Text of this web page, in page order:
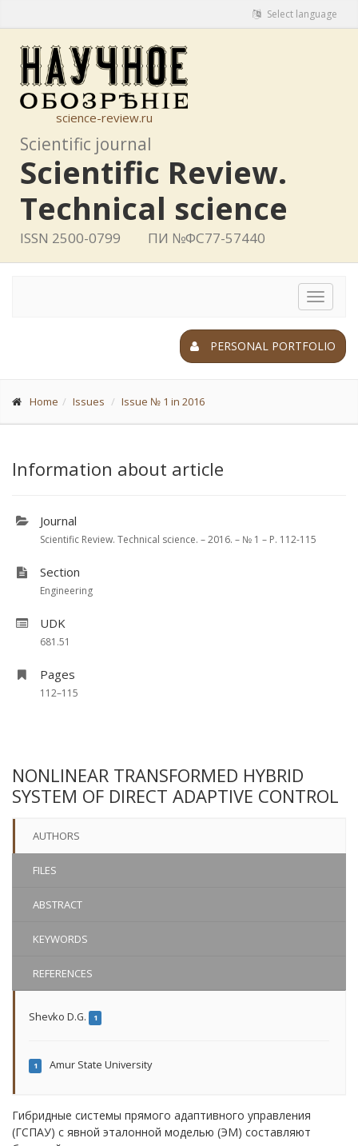
Select language
science-review.ru
Scientific journal
Scientific Review.
Technical science
ISSN 2500-0799 ПИ №ФС77-57440
Toggle
PERSONAL PORTFOLIO
Home Issues Issue № 1 in 2016
Information about article
Journal
Scientific Review. Technical science. – 2016. – № 1 – P. 112-115
Section
Engineering
UDK
681.51
Pages
112–115
NONLINEAR TRANSFORMED HYBRID
SYSTEM OF DIRECT ADAPTIVE CONTROL
AUTHORS
FILES
ABSTRACT
KEYWORDS
REFERENCES
Shevko D.G. 1
1 Amur State University
Гибридные системы прямого адаптивного управления
(ГСПАУ) с явной эталонной моделью (ЭМ) составляют